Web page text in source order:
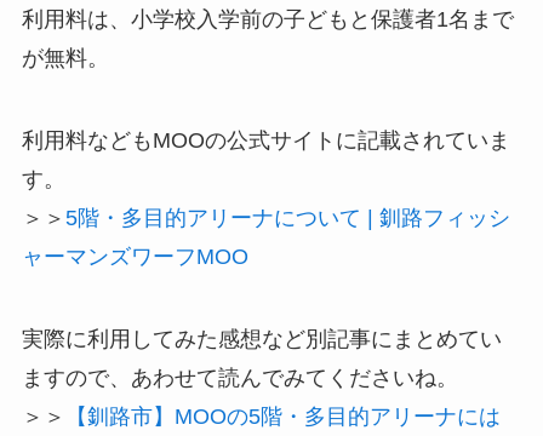
利用料は、小学校入学前の子どもと保護者1名まで
が無料。
利用料などもMOOの公式サイトに記載されていま
す。
＞＞ 5階・多目的アリーナについて | 釧路フィッシ
ャーマンズワーフMOO
実際に利用してみた感想など別記事にまとめてい
ますので、あわせて読んでみてくださいね。
＞＞
【釧路市】MOOの5階・多目的アリーナには